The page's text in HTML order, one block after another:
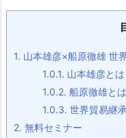
1. 山本雄彦×船原徹雄 世
1.0.1. 山本雄彦とは
1.0.2. 船原徹雄と
1.0.3. 世界貿易継
2. 無料セミナー